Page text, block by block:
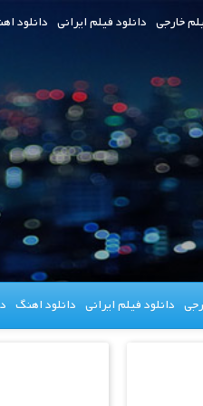
خارجی دانلود فیلم ایرانی دانلود
دانلود فیلم ایرانی دانلود اهنگ